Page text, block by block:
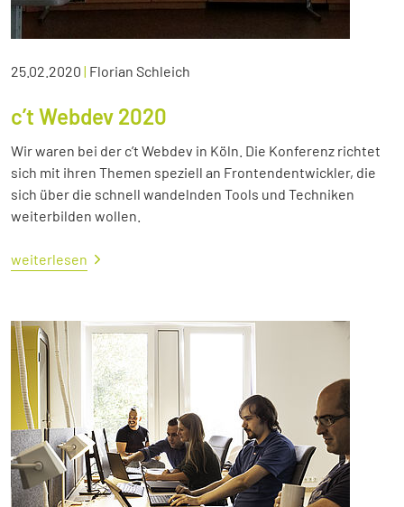
25.02.2020 | Florian Schleich
c’t Webdev 2020
Wir waren bei der c’t Webdev in Köln. Die Konferenz richtet
sich mit ihren Themen speziell an Frontendentwickler, die
sich über die schnell wandelnden Tools und Techniken
weiterbilden wollen.
weiterlesen